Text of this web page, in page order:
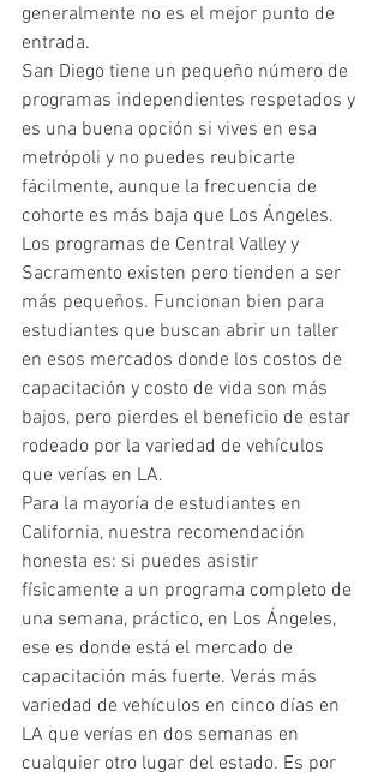
generalmente no es el mejor punto de
entrada.
San Diego tiene un pequeño número de
programas independientes respetados y
es una buena opción si vives en esa
metrópoli y no puedes reubicarte
fácilmente, aunque la frecuencia de
cohorte es más baja que Los Ángeles.
Los programas de Central Valley y
Sacramento existen pero tienden a ser
más pequeños. Funcionan bien para
estudiantes que buscan abrir un taller
en esos mercados donde los costos de
capacitación y costo de vida son más
bajos, pero pierdes el beneficio de estar
rodeado por la variedad de vehículos
que verías en LA.
Para la mayoría de estudiantes en
California, nuestra recomendación
honesta es: si puedes asistir
físicamente a un programa completo de
una semana, práctico, en Los Ángeles,
ese es donde está el mercado de
capacitación más fuerte. Verás más
variedad de vehículos en cinco días en
LA que verías en dos semanas en
cualquier otro lugar del estado. Es por